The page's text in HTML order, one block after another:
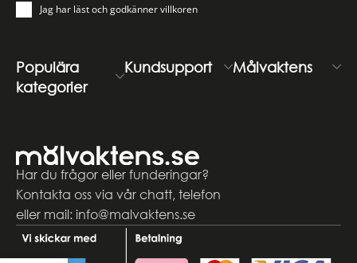
Har du frågor eller funderingar?
Kontakta oss via vår chatt, telefon
eller mail: info@malvaktens.se
Populära
kategorier
Kundsupport Målvaktens
Jag har läst och godkänner villkoren